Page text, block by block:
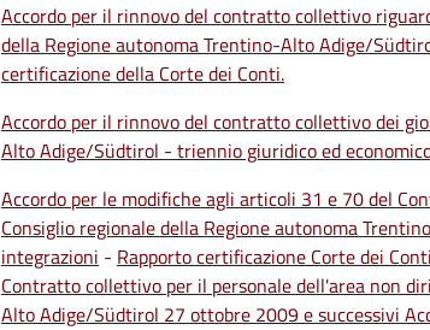
Accordo per il rinnovo del contratto collettivo
della Regione autonoma Trentino-Alto Adige/
certificazione della Corte dei Conti.
Accordo per il rinnovo del contratto collettivo dei
Alto Adige/Südtirol - triennio giuridico ed
Accordo per le modifiche agli articoli 31 e 70 del
Consiglio regionale della Regione autonoma
integrazioni - Rapporto certificazione Corte dei
Contratto collettivo per il personale dell'area non
Alto Adige/Südtirol 27 ottobre 2009 e successivi